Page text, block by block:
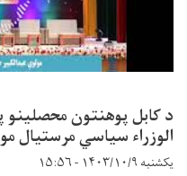
د کابل پوهنتون محصلینو
الوزراء سیاسي مرستیال
یکشنبه ۱۴۰۳/۱۰/۹ - ۱۵:۵۶